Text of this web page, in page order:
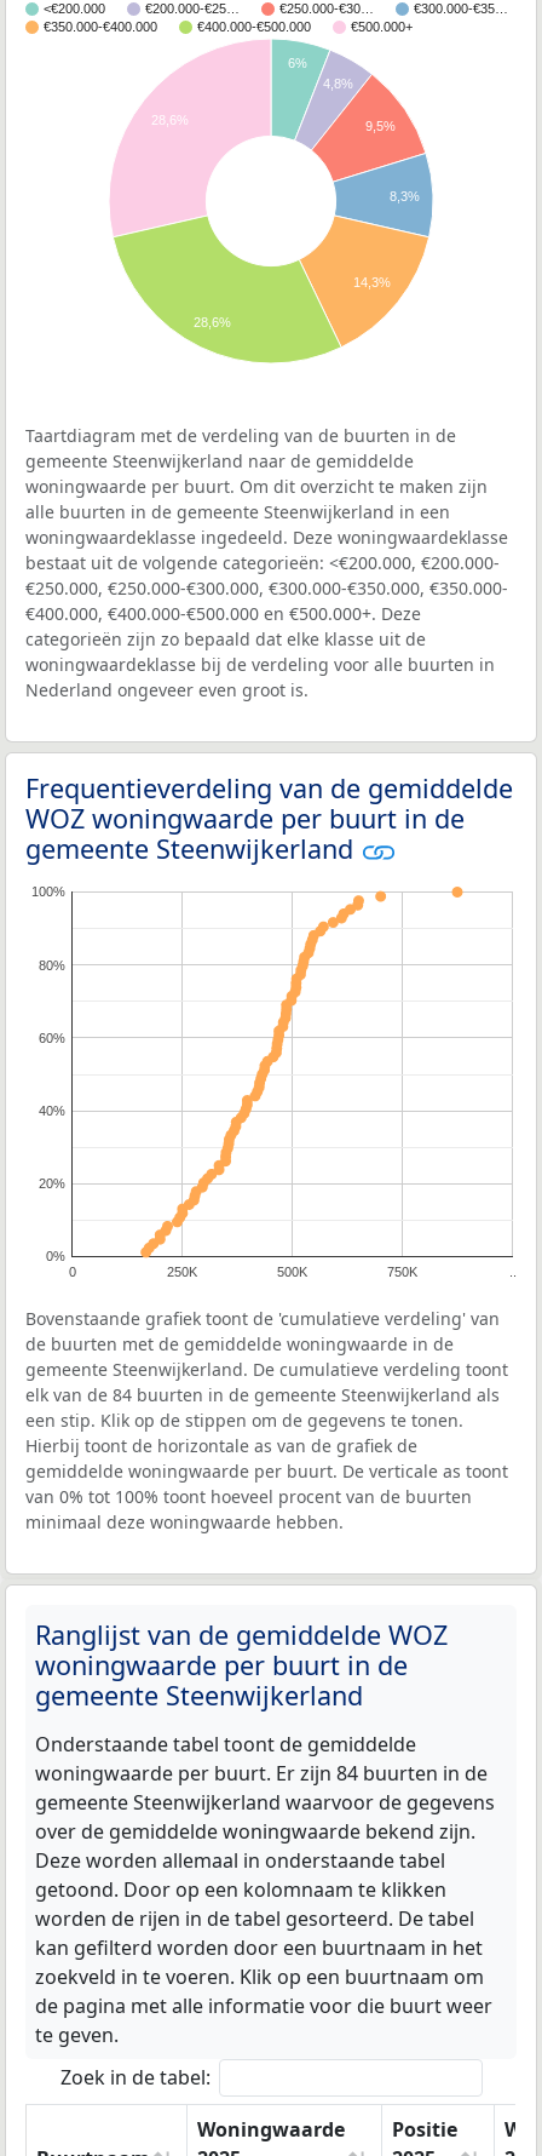
<€200.000 €200.000-€25… €250.000-€30…
€300.000-€35…
€350.000-€400.000
€400.000-€500.000 €500.000+
6%
4,8%
9,5%
8,3%
14,3%
28,6%
28,6%
Taartdiagram met de verdeling van de buurten in de
gemeente Steenwijkerland naar de gemiddelde
woningwaarde per buurt. Om dit overzicht te maken zijn
alle buurten in de gemeente Steenwijkerland in een
woningwaardeklasse ingedeeld. Deze woningwaardeklasse
bestaat uit de volgende categorieën: <€200.000, €200.000-
€250.000, €250.000-€300.000, €300.000-€350.000, €350.000-
€400.000, €400.000-€500.000 en €500.000+. Deze
categorieën zijn zo bepaald dat elke klasse uit de
woningwaardeklasse bij de verdeling voor alle buurten in
Nederland ongeveer even groot is.
Frequentieverdeling van de gemiddelde
WOZ woningwaarde per buurt in de
gemeente Steenwijkerland
0 250K 500K 750K
0%
20%
40%
60%
80%
100%
Bovenstaande grafiek toont de 'cumulatieve verdeling' van
de buurten met de gemiddelde woningwaarde in de
gemeente Steenwijkerland. De cumulatieve verdeling toont
elk van de 84 buurten in de gemeente Steenwijkerland als
een stip. Klik op de stippen om de gegevens te tonen.
Hierbij toont de horizontale as van de grafiek de
gemiddelde woningwaarde per buurt. De verticale as toont
van 0% tot 100% toont hoeveel procent van de buurten
minimaal deze woningwaarde hebben.
Ranglijst van de gemiddelde WOZ
woningwaarde per buurt in de
gemeente Steenwijkerland
Onderstaande tabel toont de gemiddelde
woningwaarde per buurt. Er zijn 84 buurten in de
gemeente Steenwijkerland waarvoor de gegevens
over de gemiddelde woningwaarde bekend zijn.
Deze worden allemaal in onderstaande tabel
getoond. Door op een kolomnaam te klikken
worden de rijen in de tabel gesorteerd. De tabel
kan gefilterd worden door een buurtnaam in het
zoekveld in te voeren. Klik op een buurtnaam om
de pagina met alle informatie voor die buurt weer
te geven.
Zoek in de tabel:
Woningwaarde
Positie